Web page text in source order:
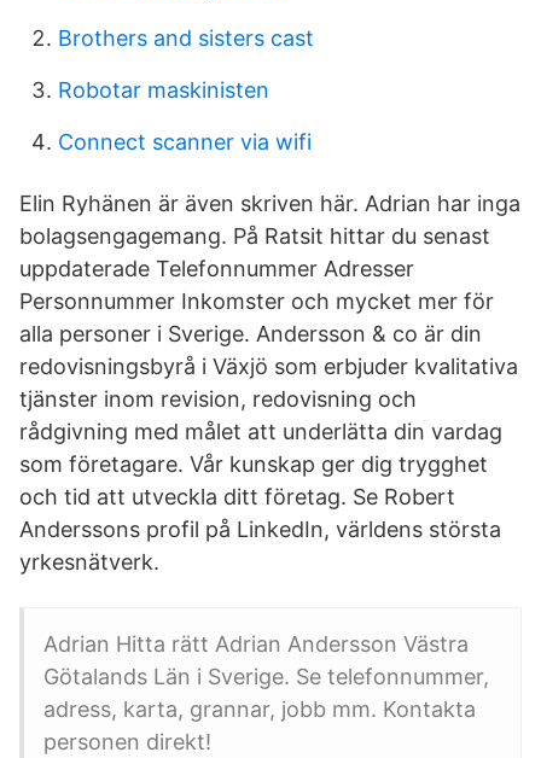
Brothers and sisters cast
Robotar maskinisten
Connect scanner via wifi
Elin Ryhänen är även skriven här. Adrian har inga
bolagsengagemang. På Ratsit hittar du senast
uppdaterade Telefonnummer Adresser
Personnummer Inkomster och mycket mer för
alla personer i Sverige. Andersson & co är din
redovisningsbyrå i Växjö som erbjuder kvalitativa
tjänster inom revision, redovisning och
rådgivning med målet att underlätta din vardag
som företagare. Vår kunskap ger dig trygghet
och tid att utveckla ditt företag. Se Robert
Anderssons profil på LinkedIn, världens största
yrkesnätverk.
Adrian Hitta rätt Adrian Andersson Västra
Götalands Län i Sverige. Se telefonnummer,
adress, karta, grannar, jobb mm. Kontakta
personen direkt!